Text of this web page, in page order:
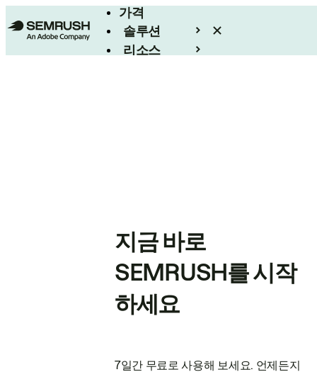
가격
솔루션
리소스
지금 바로
SEMRUSH를 시작
하세요
7일간 무료로 사용해 보세요. 언제든지